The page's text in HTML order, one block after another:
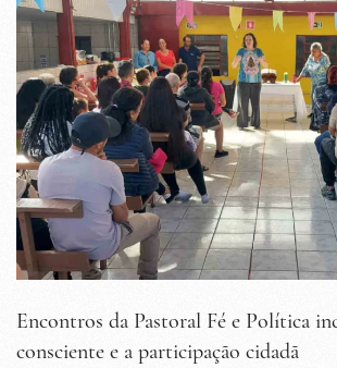
Encontros da Pastoral Fé e Política
consciente e a participação cidadã